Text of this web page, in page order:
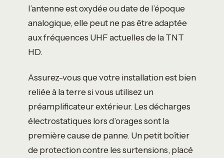
l’antenne est oxydée ou date de l’époque
analogique, elle peut ne pas être adaptée
aux fréquences UHF actuelles de la TNT
HD.
Assurez-vous que votre installation est bien
reliée à la terre si vous utilisez un
préamplificateur extérieur. Les décharges
électrostatiques lors d’orages sont la
première cause de panne. Un petit boîtier
de protection contre les surtensions, placé